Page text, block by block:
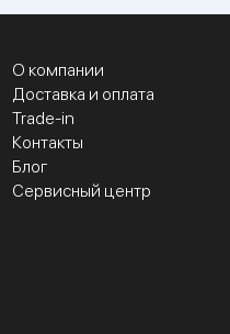
О компании
Доставка и оплата
Trade-in
Контакты
Блог
Сервисный центр